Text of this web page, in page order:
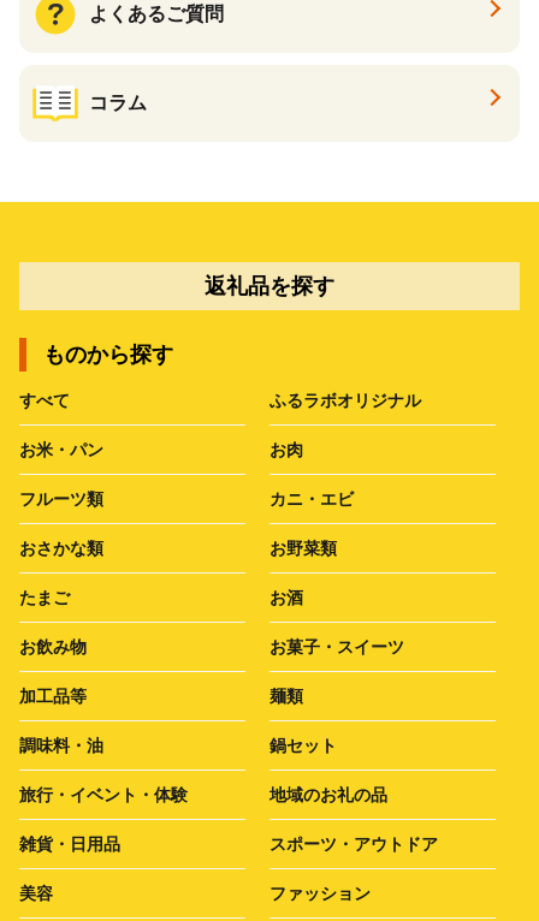
よくあるご質問
コラム
返礼品を探す
ものから探す
すべて ふるラボオリジナル
お米・パン お肉
フルーツ類 カニ・エビ
おさかな類 お野菜類
たまご お酒
お飲み物 お菓子・スイーツ
加工品等 麺類
調味料・油 鍋セット
旅行・イベント・体験 地域のお礼の品
雑貨・日用品 スポーツ・アウトドア
美容 ファッション